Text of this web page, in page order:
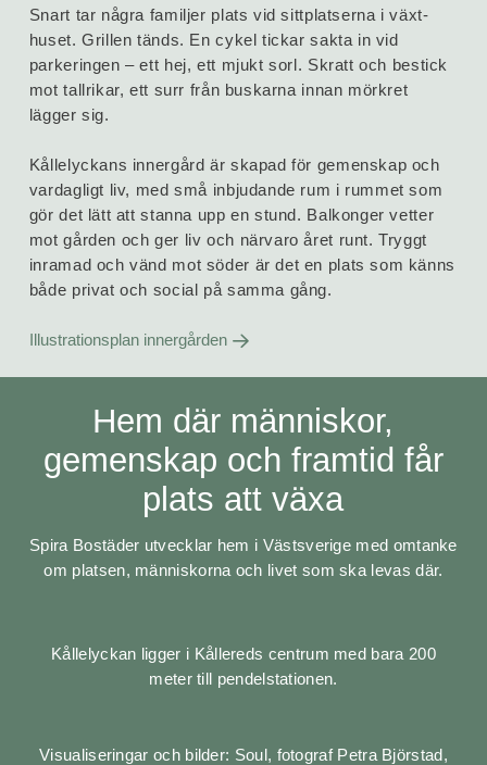
Snart tar några familjer plats vid sitt­platserna i växt­
huset. Grillen tänds. En cykel tickar sakta in vid
parkeringen – ett hej, ett mjukt sorl. Skratt och bestick
mot tallrikar, ett surr från buskarna innan mörkret
lägger sig.
Kållelyckans innergård är skapad för gemen­skap och
vardagligt liv, med små inbjudande rum i rummet som
gör det lätt att stanna upp en stund. Balkonger vetter
mot gården och ger liv och närvaro året runt. Tryggt
inramad och vänd mot söder är det en plats som känns
både privat och social på samma gång.
Illustrationsplan innergården
Hem där människor,
gemenskap och framtid får
plats att växa
Spira Bostäder utvecklar hem i Västsverige med omtanke
om platsen, människorna och livet som ska levas där.
Kållelyckan ligger i Kållereds centrum med bara 200
meter till pendel­stationen.
Visualiseringar och bilder: Soul, fotograf Petra Björstad,